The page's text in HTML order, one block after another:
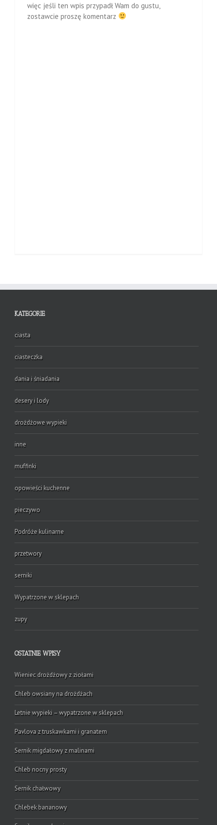
więc jeśli ten wpis przypadł Wam do gustu,
zostawcie proszę komentarz
KATEGORIE
ciasta
ciasteczka
dania i śniadania
desery i lody
drożdżowe wypieki
inne
muffinki
opowieści kuchenne
pieczywo
Podróże kulinarne
przetwory
serniki
Wypatrzone w sklepach
zupy
OSTATNIE WPISY
Wieniec drożdżowy z ziołami
Chleb owsiany na drożdżach
Letnie wypieki – wypatrzone w sklepach
Pavlova z truskawkami i granatem
Sernik migdałowy z malinami
Chleb nocny prosty
Sernik chałwowy
Chlebek bananowy